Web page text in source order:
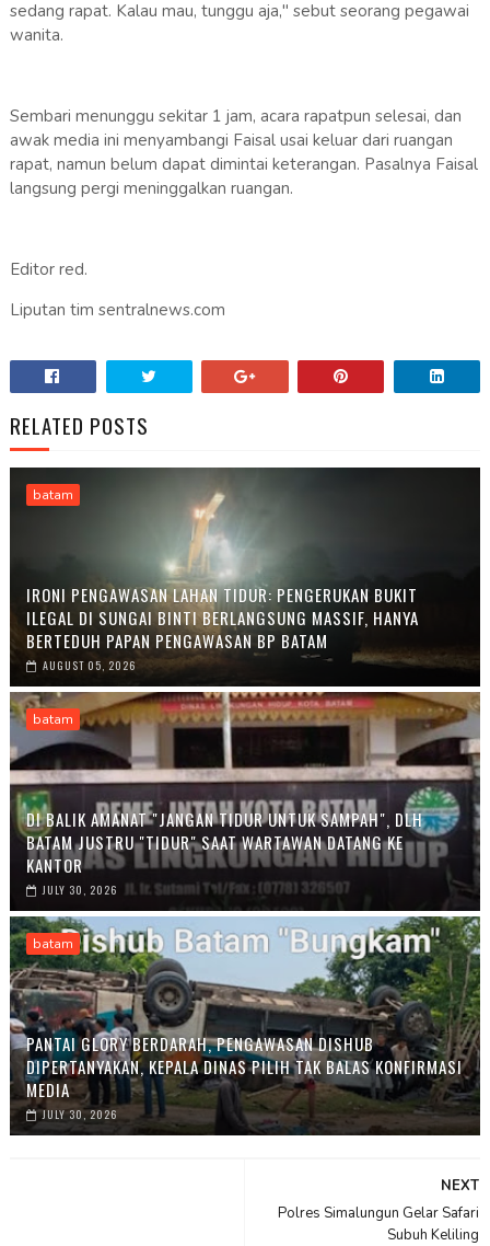
sedang rapat. Kalau mau, tunggu aja," sebut seorang pegawai
wanita.
Sembari menunggu sekitar 1 jam, acara rapatpun selesai, dan
awak media ini menyambangi Faisal usai keluar dari ruangan
rapat, namun belum dapat dimintai keterangan. Pasalnya Faisal
langsung pergi meninggalkan ruangan.
Editor red.
Liputan tim sentralnews.com
RELATED POSTS
batam
IRONI PENGAWASAN LAHAN TIDUR: PENGERUKAN BUKIT
ILEGAL DI SUNGAI BINTI BERLANGSUNG MASSIF, HANYA
BERTEDUH PAPAN PENGAWASAN BP BATAM
AUGUST 05, 2026
batam
DI BALIK AMANAT "JANGAN TIDUR UNTUK SAMPAH", DLH
BATAM JUSTRU "TIDUR" SAAT WARTAWAN DATANG KE
KANTOR
JULY 30, 2026
batam
PANTAI GLORY BERDARAH, PENGAWASAN DISHUB
DIPERTANYAKAN, KEPALA DINAS PILIH TAK BALAS KONFIRMASI
MEDIA
JULY 30, 2026
NEXT
Polres Simalungun Gelar Safari
Subuh Keliling